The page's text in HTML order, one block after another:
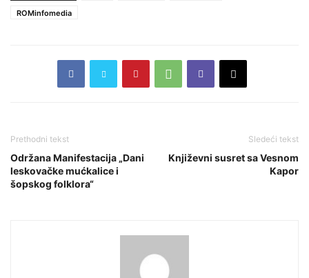
ROMinfomedia
Prethodni tekst
Održana Manifestacija „Dani
leskovačke mućkalice i
šopskog folklora“
Sledeći tekst
Književni susret sa Vesnom
Kapor